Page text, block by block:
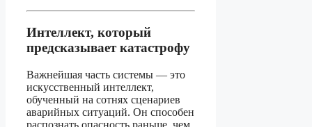
Интеллект, который
предсказывает катастрофу
Важнейшая часть системы — это
искусственный интеллект,
обученный на сотнях сценариев
аварийных ситуаций. Он способен
распознать опасность раньше, чем